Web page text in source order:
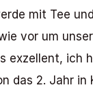
mit Tee
vor um
exzellent, ich
das 2. Jahr